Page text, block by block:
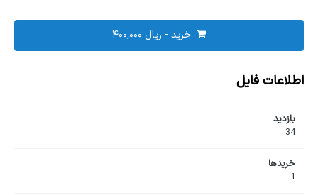
خرید - ‎ریال ۴۰۰٬۰۰۰
اطلاعات فایل
بازدید
34
خریدها
1